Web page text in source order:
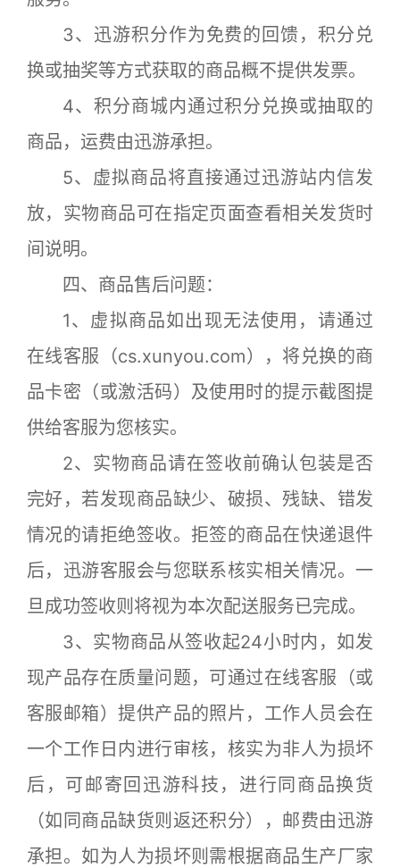
3、迅游积分作为免费的回馈，积分兑
换或抽奖等方式获取的商品概不提供发票。
4、积分商城内通过积分兑换或抽取的
商品，运费由迅游承担。
5、虚拟商品将直接通过迅游站内信发
放，实物商品可在指定页面查看相关发货时
间说明。
四、商品售后问题：
1、虚拟商品如出现无法使用，请通过
在线客服（cs.xunyou.com），将兑换的商
品卡密（或激活码）及使用时的提示截图提
供给客服为您核实。
2、实物商品请在签收前确认包装是否
完好，若发现商品缺少、破损、残缺、错发
情况的请拒绝签收。拒签的商品在快递退件
后，迅游客服会与您联系核实相关情况。一
旦成功签收则将视为本次配送服务已完成。
3、实物商品从签收起24小时内，如发
现产品存在质量问题，可通过在线客服（或
客服邮箱）提供产品的照片，工作人员会在
一个工作日内进行审核，核实为非人为损坏
后，可邮寄回迅游科技，进行同商品换货
（如同商品缺货则返还积分），邮费由迅游
承担。如为人为损坏则需根据商品生产厂家